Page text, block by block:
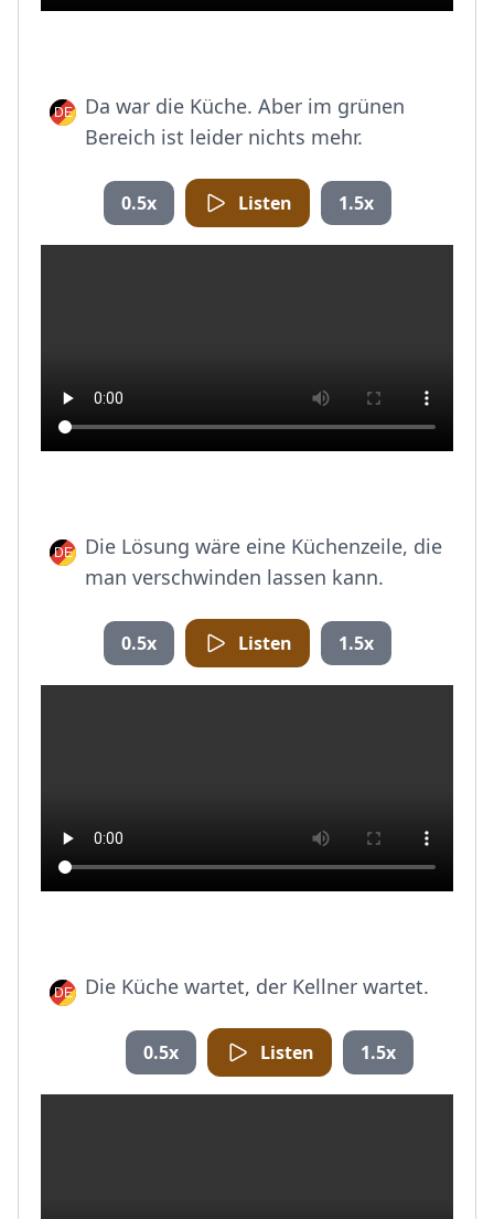
Da war die Küche. Aber im grünen
Bereich ist leider nichts mehr.
0.5x Listen 1.5x
Die Lösung wäre eine Küchenzeile, die
man verschwinden lassen kann.
0.5x Listen 1.5x
Die Küche wartet, der Kellner wartet.
0.5x Listen 1.5x